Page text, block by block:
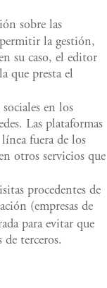
sobre las
la gestión,
su caso, el editor
que presta el
en los
Las plataformas
fuera de los
otros servicios que
procedentes de
(empresas de
para evitar que
de terceros.